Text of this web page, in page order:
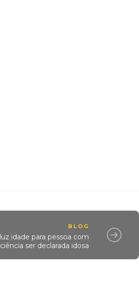
BLOG
idade para pessoa com
ser declarada idosa